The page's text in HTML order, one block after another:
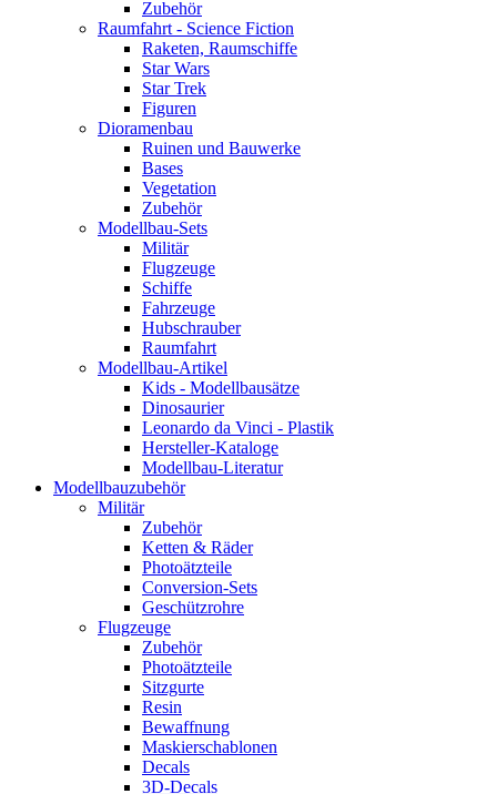
Zubehör
Raumfahrt - Science Fiction
Raketen, Raumschiffe
Star Wars
Star Trek
Figuren
Dioramenbau
Ruinen und Bauwerke
Bases
Vegetation
Zubehör
Modellbau-Sets
Militär
Flugzeuge
Schiffe
Fahrzeuge
Hubschrauber
Raumfahrt
Modellbau-Artikel
Kids - Modellbausätze
Dinosaurier
Leonardo da Vinci - Plastik
Hersteller-Kataloge
Modellbau-Literatur
Modellbauzubehör
Militär
Zubehör
Ketten & Räder
Photoätzteile
Conversion-Sets
Geschützrohre
Flugzeuge
Zubehör
Photoätzteile
Sitzgurte
Resin
Bewaffnung
Maskierschablonen
Decals
3D-Decals